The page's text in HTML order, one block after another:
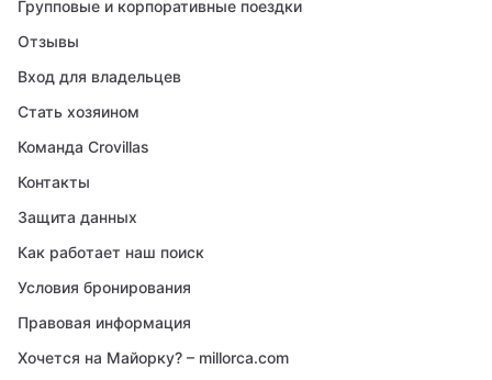
Групповые и корпоративные поездки
Отзывы
Вход для владельцев
Стать хозяином
Команда Crovillas
Контакты
Защита данных
Как работает наш поиск
Условия бронирования
Правовая информация
Хочется на Майорку? – millorca.com